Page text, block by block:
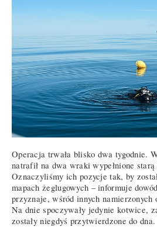
Operacja trwała blisko dwa tygodnie.
natrafił na dwa wraki wypełnione
Oznaczyliśmy ich pozycje tak, by
mapach żeglugowych – informuje
przyznaje, wśród innych namierzonych
Na dnie spoczywały jedynie kotwice,
zostały niegdyś przytwierdzone do dna.